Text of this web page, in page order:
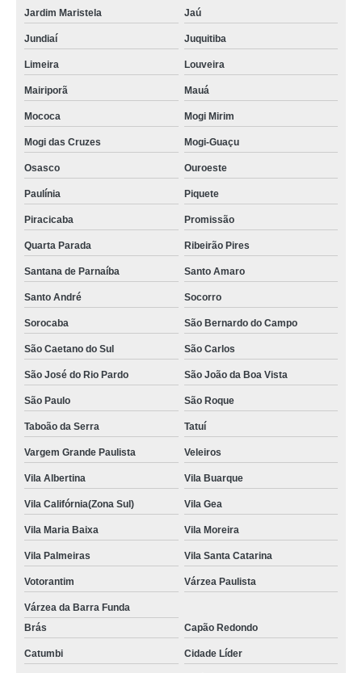
Jardim Maristela Jaú
Jundiaí Juquitiba
Limeira Louveira
Mairiporã Mauá
Mococa Mogi Mirim
Mogi das Cruzes Mogi-Guaçu
Osasco Ouroeste
Paulínia Piquete
Piracicaba Promissão
Quarta Parada Ribeirão Pires
Santana de Parnaíba Santo Amaro
Santo André Socorro
Sorocaba São Bernardo do Campo
São Caetano do Sul São Carlos
São José do Rio Pardo São João da Boa Vista
São Paulo São Roque
Taboão da Serra Tatuí
Vargem Grande Paulista Veleiros
Vila Albertina Vila Buarque
Vila Califórnia(Zona Sul) Vila Gea
Vila Maria Baixa Vila Moreira
Vila Palmeiras Vila Santa Catarina
Votorantim Várzea Paulista
Várzea da Barra Funda
Brás
Capão Redondo
Catumbi Cidade Líder